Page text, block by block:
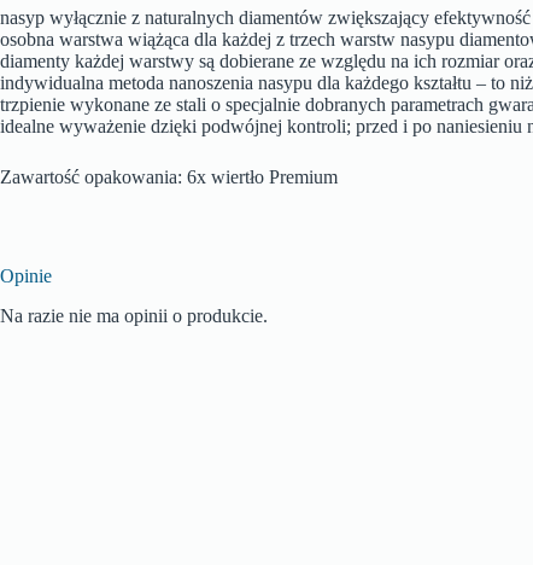
nasyp wyłącznie z naturalnych diamentów zwiększający
osobna warstwa wiążąca dla każdej z trzech warstw nasypu
diamenty każdej warstwy są dobierane ze względu na ich rozmiar
indywidualna metoda nanoszenia nasypu dla każdego kształtu – to
trzpienie wykonane ze stali o specjalnie dobranych parametrach
idealne wyważenie dzięki podwójnej kontroli; przed i po naniesieniu
Zawartość opakowania: 6x wiertło Premium
Opinie
Na razie nie ma opinii o produkcie.